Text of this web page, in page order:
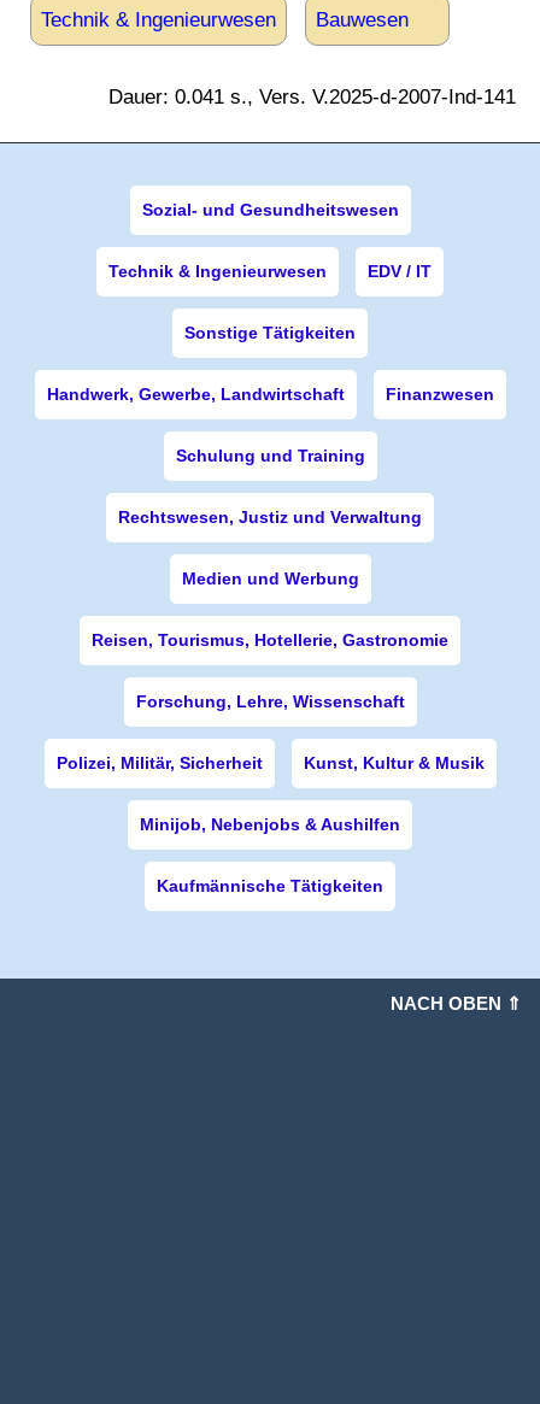
Technik & Ingenieurwesen Bauwesen
Dauer: 0.041 s., Vers. V.2025-d-2007-Ind-141
Sozial- und Gesundheitswesen
Technik & Ingenieurwesen EDV / IT
Sonstige Tätigkeiten
Handwerk, Gewerbe, Landwirtschaft Finanzwesen
Schulung und Training
Rechtswesen, Justiz und Verwaltung
Medien und Werbung
Reisen, Tourismus, Hotellerie, Gastronomie
Forschung, Lehre, Wissenschaft
Polizei, Militär, Sicherheit Kunst, Kultur & Musik
Minijob, Nebenjobs & Aushilfen
Kaufmännische Tätigkeiten
NACH OBEN ⇑